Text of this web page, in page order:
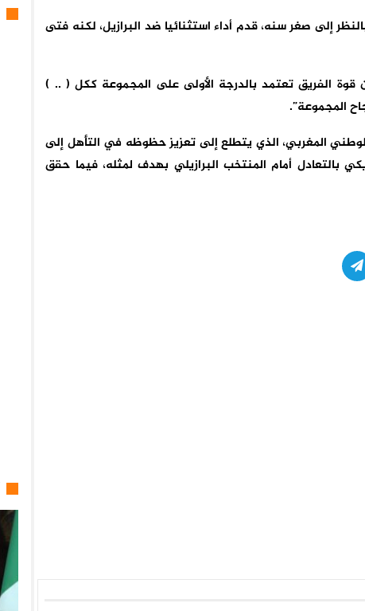
إلى صغر سنه، قدم أداء استثنائيا ضد البرازيل، لكنه فتى
الفريق تعتمد بالدرجة الأولى على المجموعة ككل ( .. )
المجموعة”.
المغربي، الذي يتطلع إلى تعزيز حظوظه في التأهل إلى
بالتعادل أمام المنتخب البرازيلي بهدف لمثله، فيما حقق